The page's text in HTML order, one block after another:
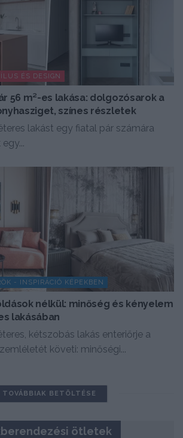
ÉS DESIGN
56 m²-es lakása: dolgozósarok a
színes részletek
lakást egy fiatal pár számára
- INSPIRÁCIÓ KÉPEKBEN
nélkül: minőség és kényelem
lakásában
kétszobás lakás enteriőrje a
követi: minőségi...
TOVÁBBIAK BETÖLTÉSE
ötletek